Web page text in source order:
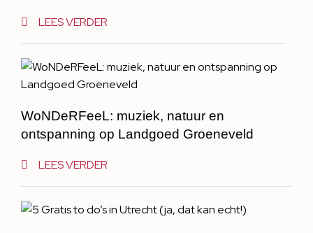
LEES VERDER
WoNDeRFeeL: muziek, natuur en
ontspanning op Landgoed Groeneveld
LEES VERDER